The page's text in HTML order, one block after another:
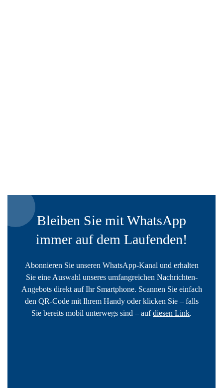
Bleiben Sie mit WhatsApp
immer auf dem Laufenden!
Abonnieren Sie unseren WhatsApp-Kanal und erhalten
Sie eine Auswahl unseres umfangreichen Nachrichten-
Angebots direkt auf Ihr Smartphone. Scannen Sie einfach
den QR-Code mit Ihrem Handy oder klicken Sie – falls
Sie bereits mobil unterwegs sind – aufdiesen Link.